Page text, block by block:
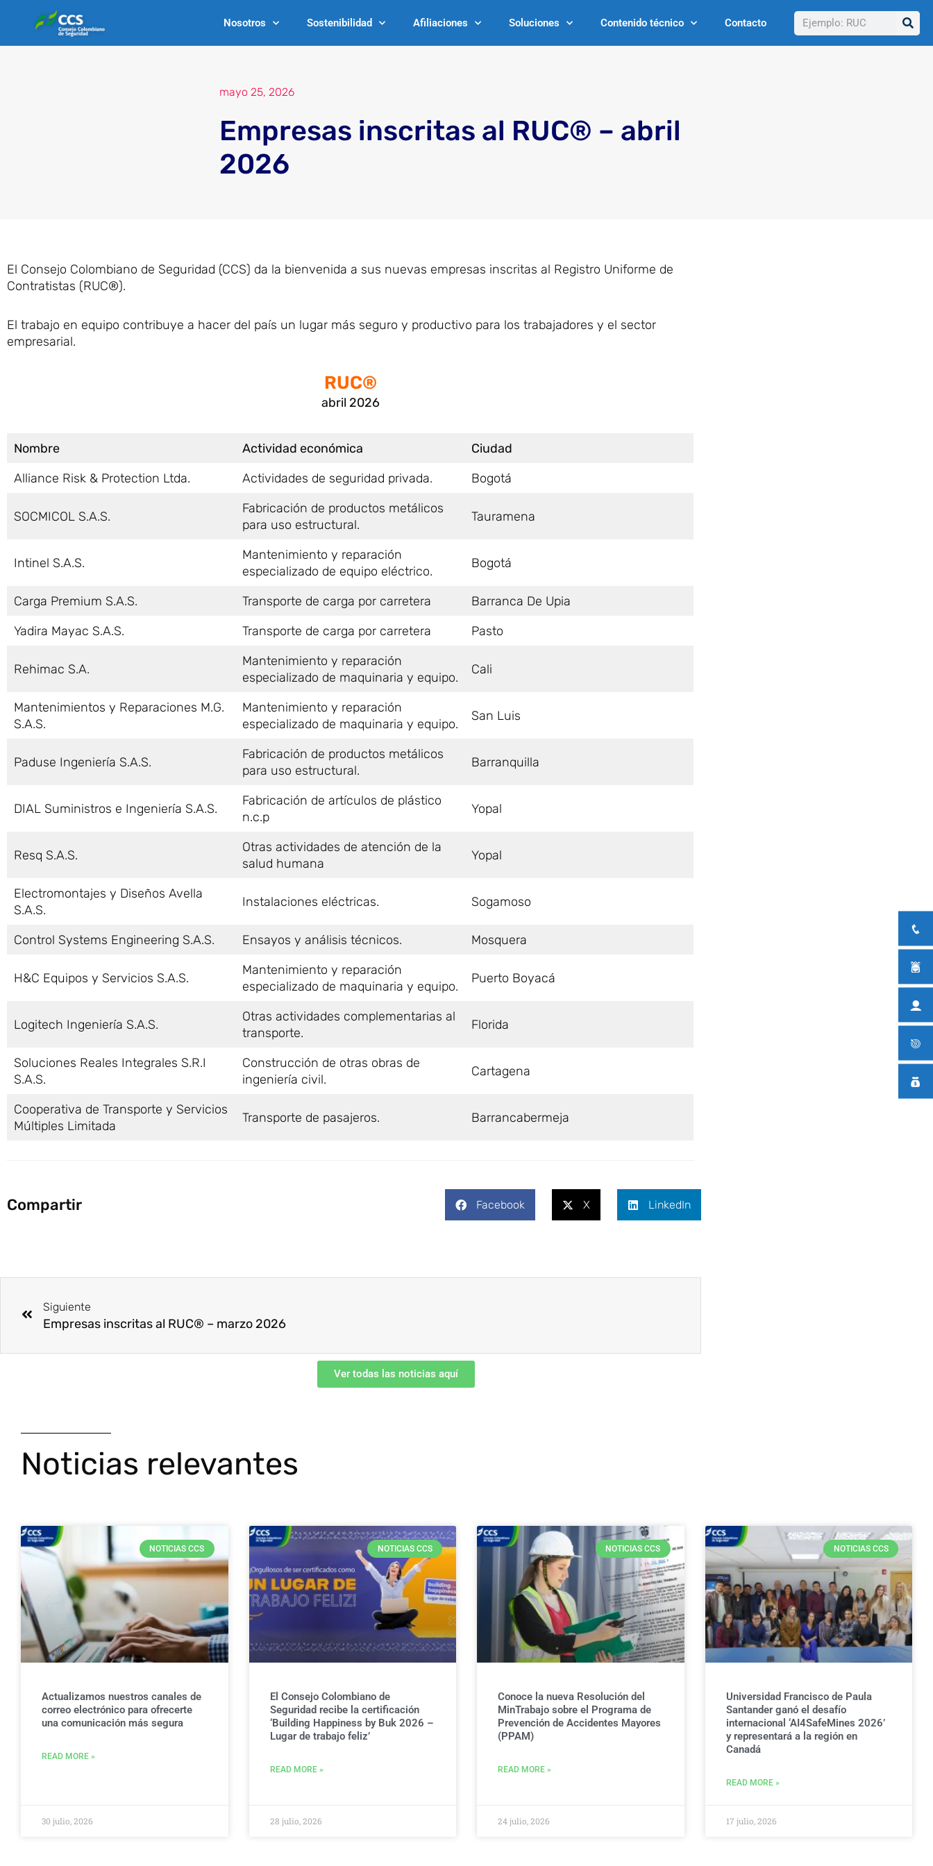
Nosotros Sostenibilidad Afiliaciones Soluciones Contenido técnico Contacto Buscar
mayo 25, 2026
Empresas inscritas al RUC® – abril
2026
El Consejo Colombiano de Seguridad (CCS) da la bienvenida a sus nuevas empresas inscritas al Registro Uniforme de
Contratistas (RUC®).
El trabajo en equipo contribuye a hacer del país un lugar más seguro y productivo para los trabajadores y el sector
empresarial.
RUC®
abril 2026
Nombre Actividad económica
Ciudad
Alliance Risk & Protection Ltda.
Actividades de seguridad privada. Bogotá
SOCMICOL S.A.S.
Fabricación de productos metálicos
para uso estructural.
Tauramena
Intinel S.A.S.
Mantenimiento y reparación
especializado de equipo eléctrico.
Bogotá
Carga Premium S.A.S. Transporte de carga por carretera
Barranca De Upia
Yadira Mayac S.A.S.
Transporte de carga por carretera Pasto
Rehimac S.A.
Mantenimiento y reparación
especializado de maquinaria y equipo.
Cali
Mantenimientos y Reparaciones M.G.
S.A.S.
Mantenimiento y reparación
especializado de maquinaria y equipo.
San Luis
Paduse Ingeniería S.A.S.
Fabricación de productos metálicos
para uso estructural.
Barranquilla
DIAL Suministros e Ingeniería S.A.S.
Fabricación de artículos de plástico
n.c.p
Yopal
Resq S.A.S.
Otras actividades de atención de la
salud humana
Yopal
Electromontajes y Diseños Avella
S.A.S.
Instalaciones eléctricas. Sogamoso
Control Systems Engineering S.A.S. Ensayos y análisis técnicos. Mosquera
H&C Equipos y Servicios S.A.S.
Mantenimiento y reparación
especializado de maquinaria y equipo.
Puerto Boyacá
Logitech Ingeniería S.A.S.
Otras actividades complementarias al
transporte.
Florida
Soluciones Reales Integrales S.R.I
S.A.S.
Construcción de otras obras de
ingeniería civil.
Cartagena
Cooperativa de Transporte y Servicios
Múltiples Limitada
Transporte de pasajeros. Barrancabermeja
Compartir Facebook X LinkedIn
Siguiente
Empresas inscritas al RUC® – marzo 2026
Ver todas las noticias aquí
Noticias relevantes
NOTICIAS CCS
Actualizamos nuestros canales de
correo electrónico para ofrecerte
una comunicación más segura
READ MORE »
30 julio, 2026
NOTICIAS CCS
El Consejo Colombiano de
Seguridad recibe la certificación
‘Building Happiness by Buk 2026 –
Lugar de trabajo feliz’
READ MORE »
28 julio, 2026
NOTICIAS CCS
Conoce la nueva Resolución del
MinTrabajo sobre el Programa de
Prevención de Accidentes Mayores
(PPAM)
READ MORE »
24 julio, 2026
NOTICIAS CCS
Universidad Francisco de Paula
Santander ganó el desafío
internacional ‘AI4SafeMines 2026’
y representará a la región en
Canadá
READ MORE »
17 julio, 2026